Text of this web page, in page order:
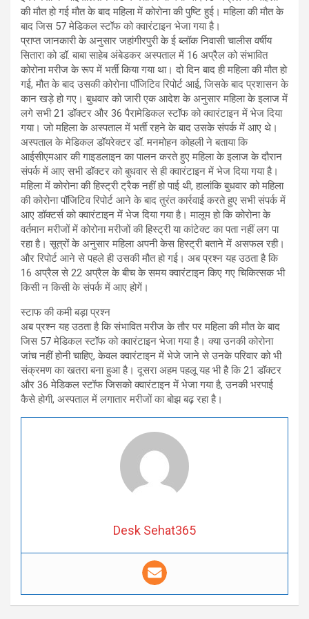
की मौत हो गई मौत के बाद महिला में कोरोना की पुष्टि हुई। महिला की मौत के
बाद जिस 57 मेडिकल स्टॉफ को क्वारंटाइन भेजा गया है।
प्राप्त जानकारी के अनुसार जहांगीरपुरी के ई ब्लॉक निवासी चालीस वर्षीय
सितारा को डॉ. बाबा साहेब अंबेडकर अस्पताल में 16 अप्रैल को संभावित
कोरोना मरीज के रूप में भर्ती किया गया था। दो दिन बाद ही महिला की मौत हो
गई, मौत के बाद उसकी कोरोना पॉजिटिव रिपोर्ट आई, जिसके बाद प्रशासन के
कान खड़े हो गए। बुधवार को जारी एक आदेश के अनुसार महिला के इलाज में
लगे सभी 21 डॉक्टर और 36 पैरामेडिकल स्टॉफ को क्वारंटाइन में भेज दिया
गया। जो महिला के अस्पताल में भर्ती रहने के बाद उसके संपर्क में आए थे।
अस्पताल के मेडिकल डॉयरेक्टर डॉ. मनमोहन कोहली ने बताया कि
आईसीएमआर की गाइडलाइन का पालन करते हुए महिला के इलाज के दौरान
संपर्क में आए सभी डॉक्टर को बुधवार से ही क्वारंटाइन में भेज दिया गया है।
महिला में कोरोना की हिस्ट्री ट्रैक नहीं हो पाई थी, हालांकि बुधवार को महिला
की कोरोना पॉजिटिव रिपोर्ट आने के बाद तुरंत कार्रवाई करते हुए सभी संपर्क में
आए डॉक्टर्स को क्वारंटाइन में भेज दिया गया है। मालूम हो कि कोरोना के
वर्तमान मरीजों में कोरोना मरीजों की हिस्ट्री या कांटेक्ट का पता नहीं लग पा
रहा है। सूत्रों के अनुसार महिला अपनी केस हिस्ट्री बताने में असफल रही।
और रिपोर्ट आने से पहले ही उसकी मौत हो गई। अब प्रश्न यह उठता है कि
16 अप्रैल से 22 अप्रैल के बीच के समय क्वारंटाइन किए गए चिकित्सक भी
किसी न किसी के संपर्क में आए होगें।
स्टाफ की कमी बड़ा प्रश्न
अब प्रश्न यह उठता है कि संभावित मरीज के तौर पर महिला की मौत के बाद
जिस 57 मेडिकल स्टॉफ को क्वारंटाइन भेजा गया है। क्या उनकी कोरोना
जांच नहीं होनी चाहिए, केवल क्वारंटाइन में भेजे जाने से उनके परिवार को भी
संक्रमण का खतरा बना हुआ है। दूसरा अहम पहलू यह भी है कि 21 डॉक्टर
और 36 मेडिकल स्टॉफ जिसको क्वारंटाइन में भेजा गया है, उनकी भरपाई
कैसे होगी, अस्पताल में लगातार मरीजों का बोझ बढ़ रहा है।
Desk Sehat365